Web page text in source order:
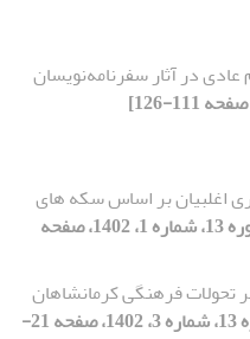
در آثار سفرنامه‌نویسان
اغلبیان بر اساس سکه های
[دوره 13، شماره 1، 1402، صفحه
تحولات فرهنگی کرمانشاهان
[دوره 13، شماره 3، 1402، صفحه 21-